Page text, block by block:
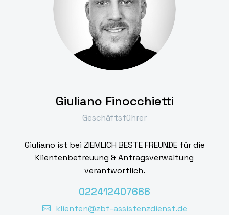
Giuliano Finocchietti
Geschäftsführer
Giuliano ist bei ZIEMLICH BESTE FREUNDE für die
Klientenbetreuung & Antragsverwaltung
verantwortlich.
022412407666
klienten@zbf-assistenzdienst.de